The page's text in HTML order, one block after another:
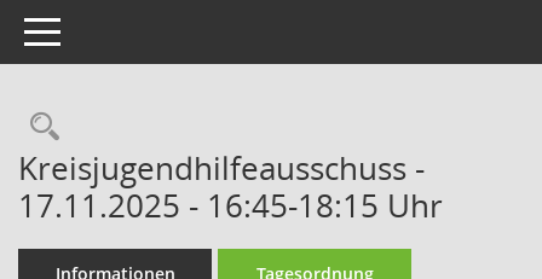
Toggle navigation
Kreisjugendhilfeausschuss -
17.11.2025 - 16:45-18:15 Uhr
Informationen Tagesordnung